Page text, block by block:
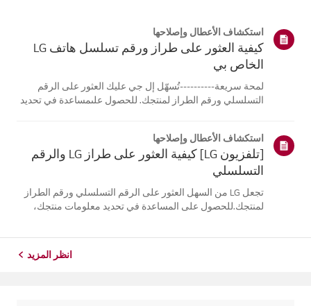
استكشاف الأعطال وإصلاحها
كيفية العثور على طراز ورقم تسلسل هاتف LG
الخاص بي
لمحة سريعة----------تُسهّل إل جي عليك العثور على الرقم
التسلسلي ورقم الطراز لمنتجك. للحصول علىمساعدة في تحديد
تختلف الصور أو ا...
استكشاف الأعطال وإصلاحها
[تلفزيون LG] كيفية العثور على طراز LG والرقم
التسلسلي
تجعل LG من السهل العثور على الرقم التسلسلي ورقم الطراز
لمنتجك.للحصول على المساعدة في تحديد معلومات منتجك،
انظر المزيد